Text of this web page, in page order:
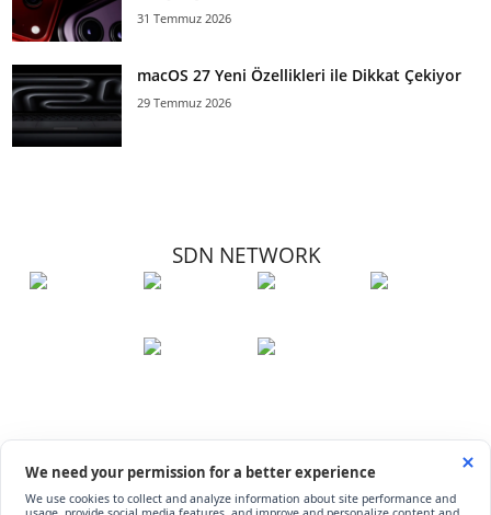
31 Temmuz 2026
macOS 27 Yeni Özellikleri ile Dikkat Çekiyor
29 Temmuz 2026
SDN NETWORK